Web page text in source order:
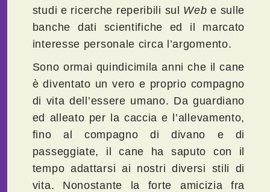
studi e ricerche reperibili sul Web e sulle
banche dati scientifiche ed il marcato
interesse personale circa l’argomento.
Sono ormai quindicimila anni che il cane
è diventato un vero e proprio compagno
di vita dell’essere umano. Da guardiano
ed alleato per la caccia e l’allevamento,
fino al compagno di divano e di
passeggiate, il cane ha saputo con il
tempo adattarsi ai nostri diversi stili di
vita. Nonostante la forte amicizia fra